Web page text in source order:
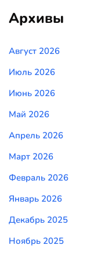
Архивы
Август 2026
Июль 2026
Июнь 2026
Май 2026
Апрель 2026
Март 2026
Февраль 2026
Январь 2026
Декабрь 2025
Ноябрь 2025